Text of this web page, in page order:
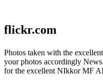
flickr.com
Flickr: The 85mm ƒ/2.0 Ai
Photos taken with the
your photos accordingly
for the excellent NIkkor MF